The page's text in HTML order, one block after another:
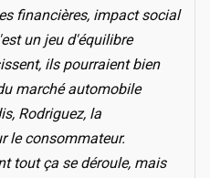
financières, impact social
un jeu d'équilibre
ils pourraient bien
marché automobile
Rodriguez, la
le consommateur.
tout ça se déroule, mais